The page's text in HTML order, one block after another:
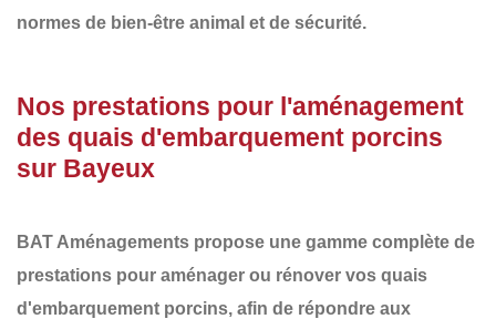
normes de bien-être animal et de sécurité.
Nos prestations pour l'aménagement
des quais d'embarquement porcins
sur Bayeux
BAT Aménagements propose une gamme complète de
prestations pour aménager ou rénover vos quais
d'embarquement porcins, afin de répondre aux